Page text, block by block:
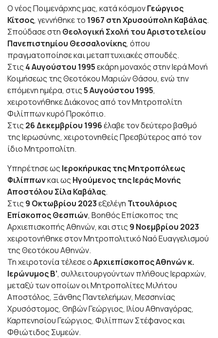
Ο νέος Ποιμενάρχης μας, κατά κόσμονΓεώργιος
Κίτσος, γεννήθηκε το 1967 στη Χρυσούπολη Καβάλας.
Σπούδασε στη Θεολογική Σχολή του Αριστοτελείου
Πανεπιστημίου Θεσσαλονίκης, όπου
πραγματοποίησε και μεταπτυχιακές σπουδές.
Στις 4 Αυγούστου 1995εκάρη μοναχός στην Ιερά Μονή
Κοιμήσεως της Θεοτόκου Μαριών Θάσου, ενώ την
επόμενη ημέρα, στις5 Αυγούστου 1995,
χειροτονήθηκε Διάκονος από τον Μητροπολίτη
Φιλίππων κυρό Προκόπιο.
Στις 26 Δεκεμβρίου 1996έλαβε τον δεύτερο βαθμό
της Ιερωσύνης, χειροτονηθείς Πρεσβύτερος από τον
ίδιο Μητροπολίτη.
Υπηρέτησε ως Ιεροκήρυκας της Μητροπόλεως
Φιλίππωνκαι ως Ηγούμενος της Ιεράς Μονής
Αποστόλου Σίλα Καβάλας.
Στις 9 Οκτωβρίου 2023εξελέγη Τιτουλάριος
Επίσκοπος Θεσπιών, Βοηθός Επίσκοπος της
Αρχιεπισκοπής Αθηνών, και στις 9 Νοεμβρίου 2023
χειροτονήθηκε στον Μητροπολιτικό Ναό Ευαγγελισμού
της Θεοτόκου Αθηνών.
Τη χειροτονία τέλεσε οΑρχιεπίσκοπος Αθηνών κ.
Ιερώνυμος Β’, συλλειτουργούντων πλήθους Ιεραρχών,
μεταξύ των οποίων οι Μητροπολίτες Μιλήτου
Αποστόλος, Ξάνθης Παντελεήμων, Μεσσηνίας
Χρυσόστομος, Θηβών Γεώργιος, Ιλίου Αθηναγόρας,
Καρπενησίου Γεώργιος, Φιλίππων Στέφανος και
Φθιώτιδος Συμεών.